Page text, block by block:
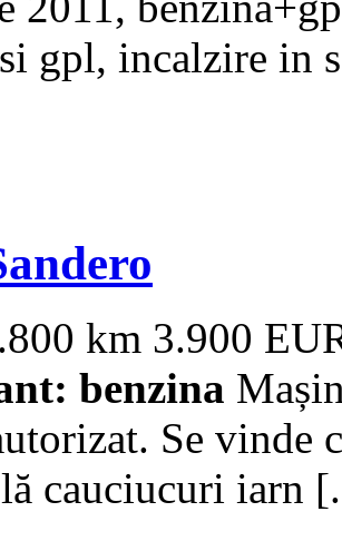
gpl, incalzire in
km 3.900
benzina
Se vinde
cauciucuri iarn